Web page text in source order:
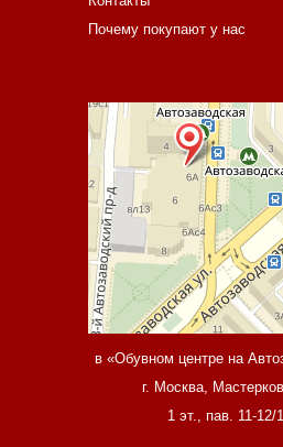
Почему покупают у нас
в «Обувном центре на
г. Москва,
1 эт., пав. 11-12/1